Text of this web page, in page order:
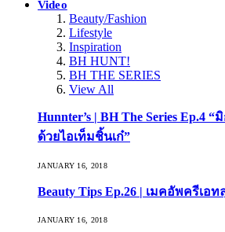
Video
Beauty/Fashion
Lifestyle
Inspiration
BH HUNT!
BH THE SERIES
View All
Hunnter’s | BH The Series Ep.4
ด้วยไอเท็มชิ้นเก๋”
JANUARY 16, 2018
Beauty Tips Ep.26 | เมคอัพครีเอ
JANUARY 16, 2018